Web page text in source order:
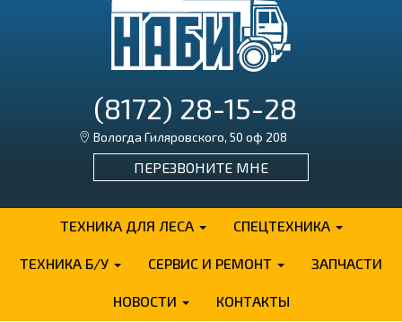
(8172) 28-15-28
Вологда Гиляровского, 50 оф 208
ПЕРЕЗВОНИТЕ МНЕ
ТЕХНИКА ДЛЯ ЛЕСА СПЕЦТЕХНИКА
ТЕХНИКА Б/У СЕРВИС И РЕМОНТ ЗАПЧАСТИ
НОВОСТИ КОНТАКТЫ